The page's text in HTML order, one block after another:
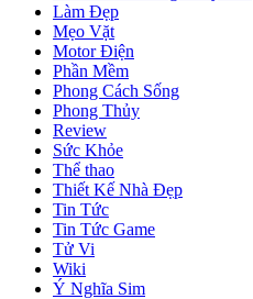
Làm Đẹp
Mẹo Vặt
Motor Điện
Phần Mềm
Phong Cách Sống
Phong Thủy
Review
Sức Khỏe
Thể thao
Thiết Kế Nhà Đẹp
Tin Tức
Tin Tức Game
Tử Vi
Wiki
Ý Nghĩa Sim